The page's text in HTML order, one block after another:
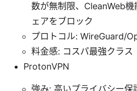
数が無制限、CleanWeb機
ェアをブロック
プロトコル: WireGuard/
料金感: コスパ最強クラス
ProtonVPN
強み: 高いプライバシー保